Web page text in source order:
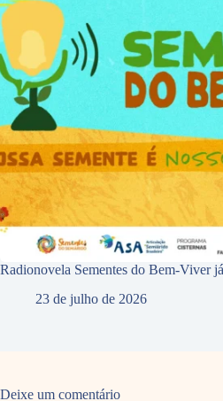
Radionovela Sementes do Bem-Viver
23 de julho de 2026
Deixe um comentário